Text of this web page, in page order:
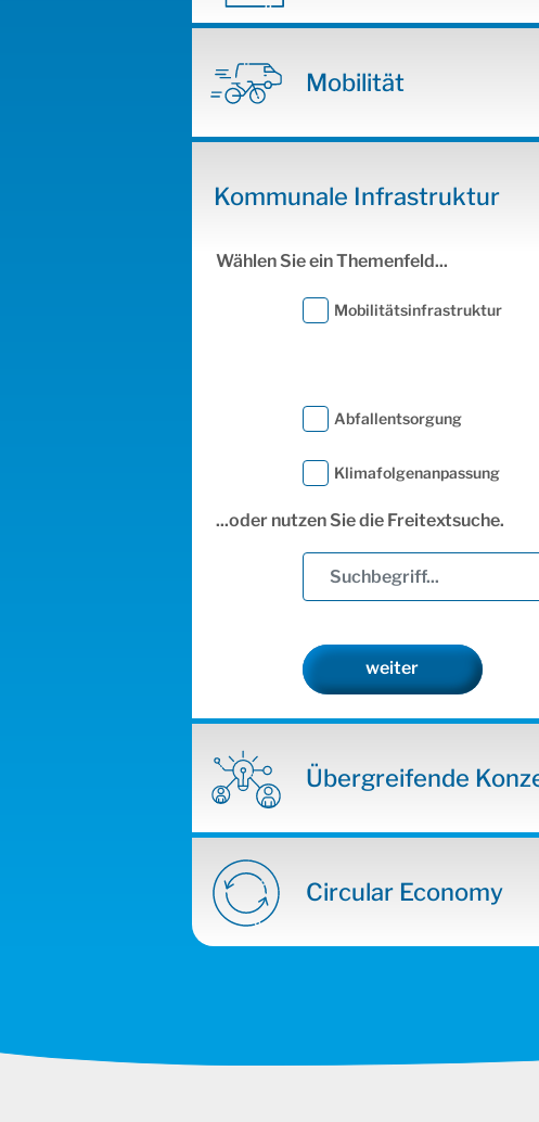
Mobilität
Kommunale Infrastruktur
Wählen Sie ein Themenfeld...
Mobilitätsinfrastruktur
Abfallentsorgung
Klimafolgenanpassung
...oder nutzen Sie die Freitextsuche.
weiter
Übergreifende
Circular Economy